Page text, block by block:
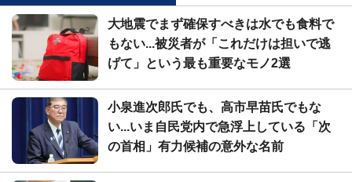
大地震でまず確保すべきは水でも食料で
もない...被災者が「これだけは担いで逃
げて」という最も重要なモノ2選
小泉進次郎氏でも、高市早苗氏でもな
い...いま自民党内で急浮上している「次
の首相」有力候補の意外な名前